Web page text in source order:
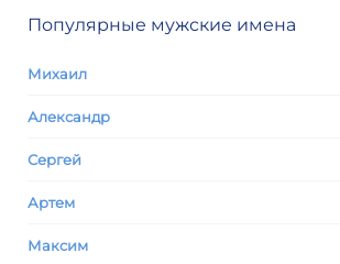
Популярные мужские имена
Михаил
Александр
Сергей
Артем
Максим